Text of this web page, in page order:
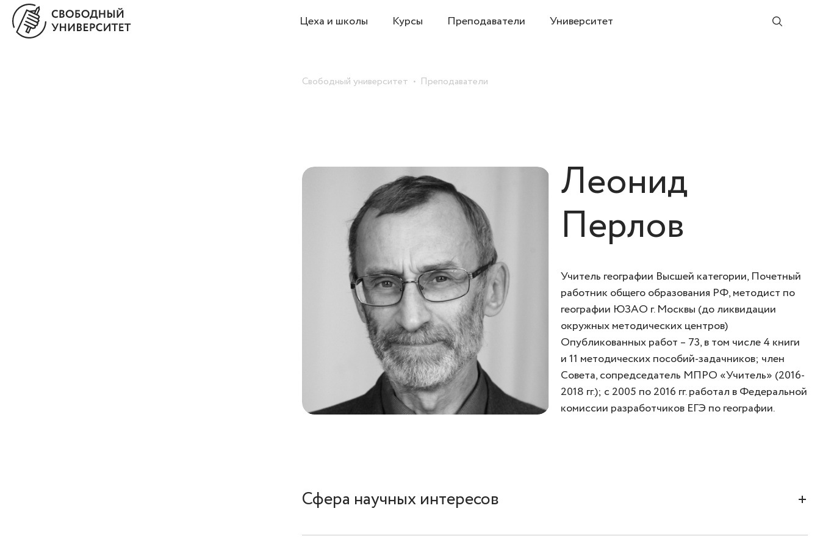
Цеха и школы Курсы Преподаватели Университет
Свободный университет Преподаватели
Леонид
Перлов
Учитель географии Высшей категории, Почетный
работник общего образования РФ, методист по
географии ЮЗАО г. Москвы (до ликвидации
окружных методических центров)
Опубликованных работ – 73, в том числе 4 книги
и 11 методических пособий-задачников; член
Совета, сопредседатель МПРО «Учитель» (2016-
2018 гг.); с 2005 по 2016 гг. работал в Федеральной
комиссии разработчиков ЕГЭ по географии.
Сфера научных интересов